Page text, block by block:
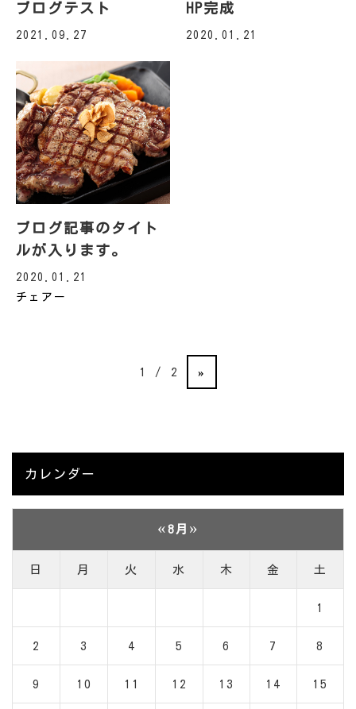
ブログテスト
2021.09.27
HP完成
2020.01.21
ブログ記事のタイト
ルが入ります。
2020.01.21
チェアー
1 / 2 »
カレンダー
« 8月 »
日 月 火 水 木 金 土
1
2 3 4 5 6 7 8
9 10 11 12 13 14 15